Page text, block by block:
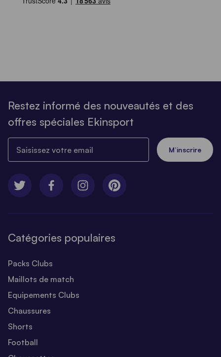
Restez informé des nouveautés et des
offres spéciales Ekinsport
M’inscrire
Catégories populaires
Packs Clubs
Maillots de match
Equipements Clubs
Chaussures
Shorts
Football